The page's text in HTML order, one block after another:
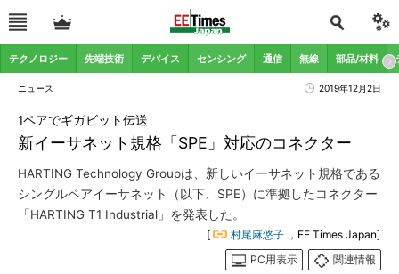
テクノロジー 先端技術 デバイス センシング 通信 無線 部品/材料
ニュース 2019年12月2日
新イーサネット規格「SPE」対応のコネクター
1ペアでギガビット伝送
HARTING Technology Groupは、新しいイーサネット規格である
シングルペアイーサネット（以下、SPE）に準拠したコネクター
「HARTING T1 Industrial」を発表した。
[ 村尾麻悠子 ，EE Times Japan]
PC用表示
関連情報